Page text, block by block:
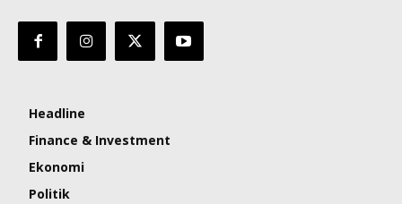
Headline
Finance & Investment
Ekonomi
Politik